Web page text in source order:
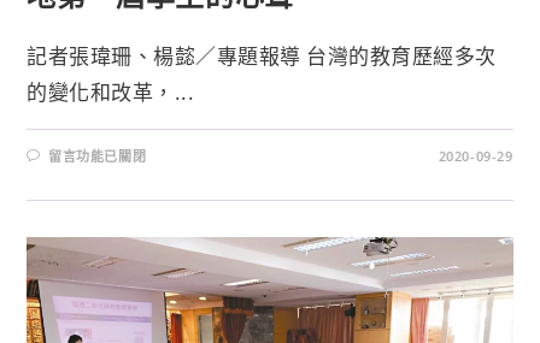
記者張瑋珊、楊懿／專題報導 台灣的教育歷經多次
的變化和改革，...
留言功能已關閉 2020-09-29